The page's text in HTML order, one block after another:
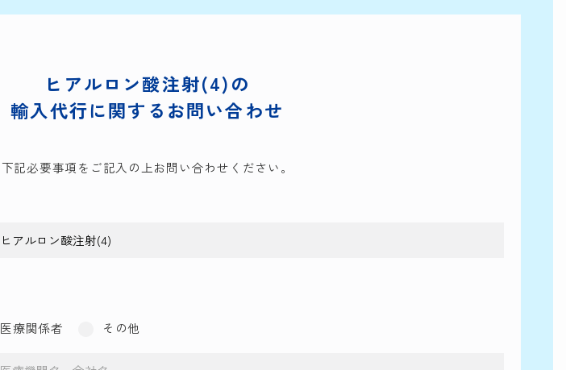
ヒアルロン酸注射(4)の
輸入代行に関する お問い合わせ
下記必要事項をご記入の上お問い合わせください。
医療関係者 その他